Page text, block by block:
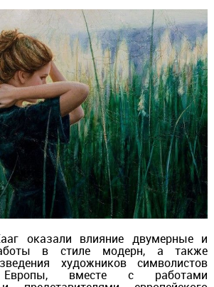
оказали влияние двумерные и
в стиле модерн, а также
художников символистов
Европы, вместе с работами